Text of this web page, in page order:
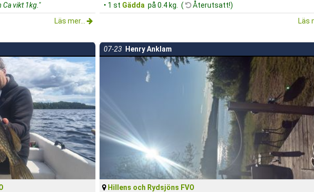
Ca vikt 1kg."
Läs mer...
• 1 st Gädda på 0.4 kg. (
Återutsatt!)
Läs
07-23 Henry Anklam
Hillens och Rydsjöns FVO